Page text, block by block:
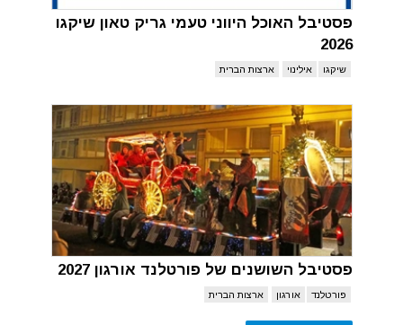
פסטיבל האוכל היווני טעמי גריק טאון שיקגו
2026
שיקגו אילינוי ארצות הברית
פסטיבל השושנים של פורטלנד אורגון 2027
פורטלנד אורגון ארצות הברית